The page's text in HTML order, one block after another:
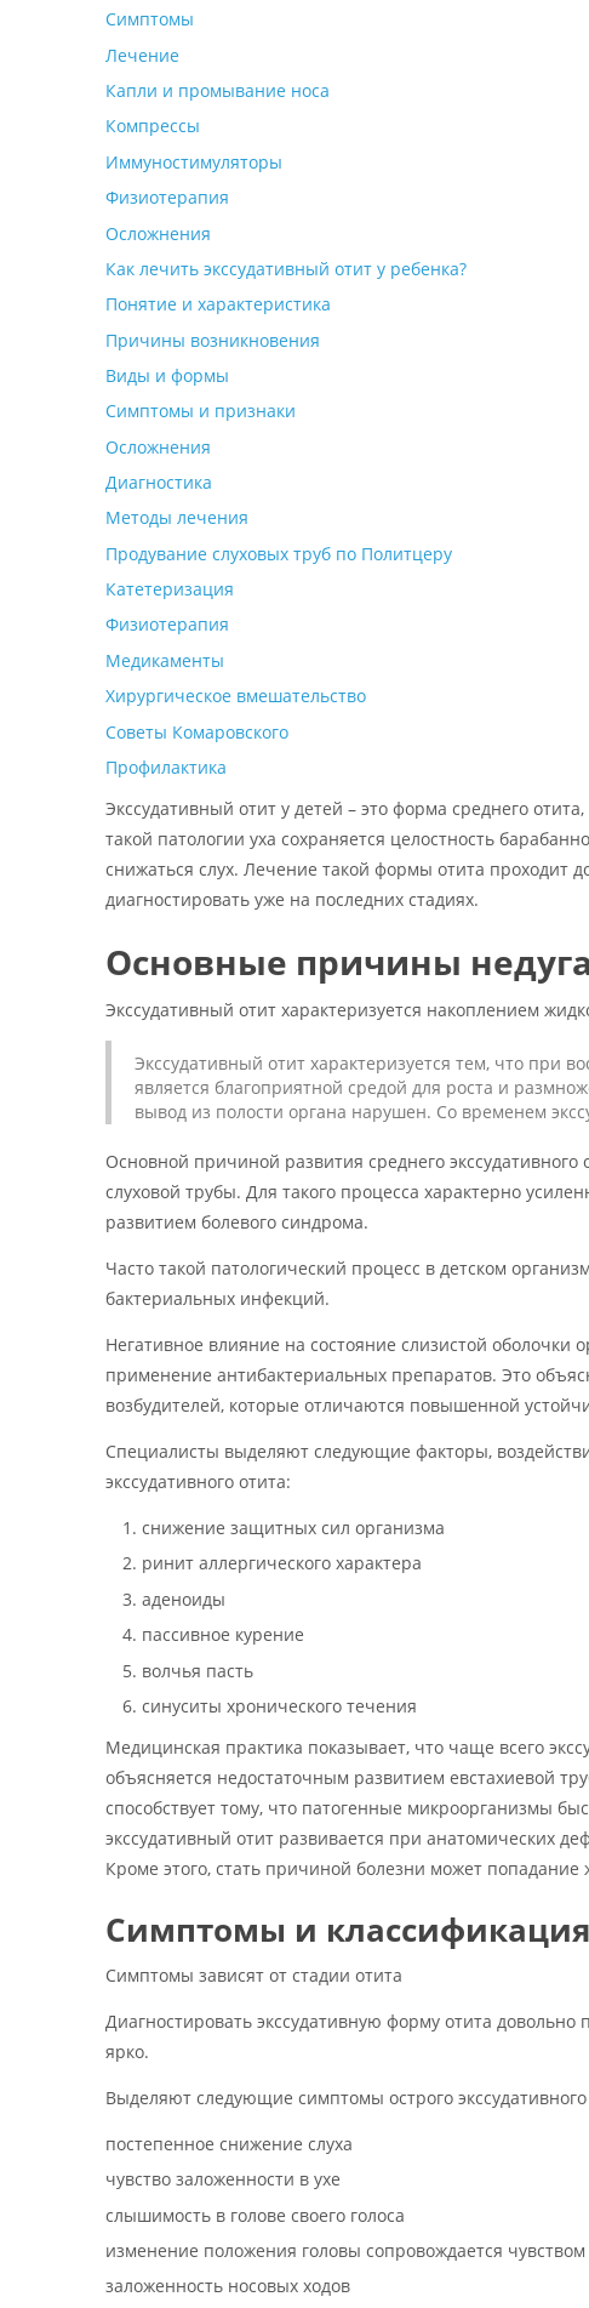
Симптомы
Лечение
Капли и промывание носа
Компрессы
Иммуностимуляторы
Физиотерапия
Осложнения
Как лечить экссудативный отит у ребенка?
Понятие и характеристика
Причины возникновения
Виды и формы
Симптомы и признаки
Осложнения
Диагностика
Методы лечения
Продувание слуховых труб по Политцеру
Катетеризация
Физиотерапия
Медикаменты
Хирургическое вмешательство
Советы Комаровского
Профилактика
Экссудативный отит у детей – это форма среднего
такой патологии уха сохраняется целостность
снижаться слух. Лечение такой формы отита проходит
диагностировать уже на последних стадиях.
Основные причины недуга
Экссудативный отит характеризуется накоплением
Экссудативный отит характеризуется тем, что при
является благоприятной средой для роста и
вывод из полости органа нарушен. Со временем
Основной причиной развития среднего
слуховой трубы. Для такого процесса характерно
развитием болевого синдрома.
Часто такой патологический процесс в детском
бактериальных инфекций.
Негативное влияние на состояние слизистой оболочки
применение антибактериальных препаратов. Это
возбудителей, которые отличаются повышенной
Специалисты выделяют следующие факторы,
экссудативного отита:
снижение защитных сил организма
ринит аллергического характера
аденоиды
пассивное курение
волчья пасть
синуситы хронического течения
Медицинская практика показывает, что чаще всего
объясняется недостаточным развитием евстахиевой
способствует тому, что патогенные микроорганизмы
экссудативный отит развивается при анатомических
Кроме этого, стать причиной болезни может попадание
Симптомы и классификация
Симптомы зависят от стадии отита
Диагностировать экссудативную форму отита
ярко.
Выделяют следующие симптомы острого экссудативного
постепенное снижение слуха
чувство заложенности в ухе
слышимость в голове своего голоса
изменение положения головы сопровождается
заложенность носовых ходов